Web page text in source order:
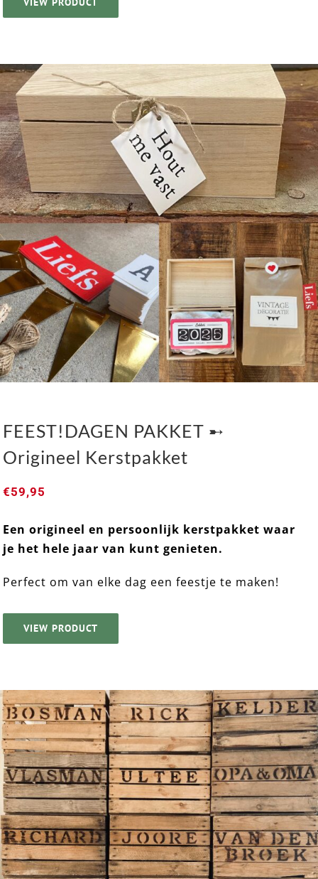
FEEST!DAGEN PAKKET ➸ Origineel Kerstpakket
FEEST!DAGEN PAKKET ➸
Origineel Kerstpakket
€59,95
Een origineel en persoonlijk kerstpakket waar
je het hele jaar van kunt genieten.
Perfect om van elke dag een feestje te maken!
VIEW PRODUCT